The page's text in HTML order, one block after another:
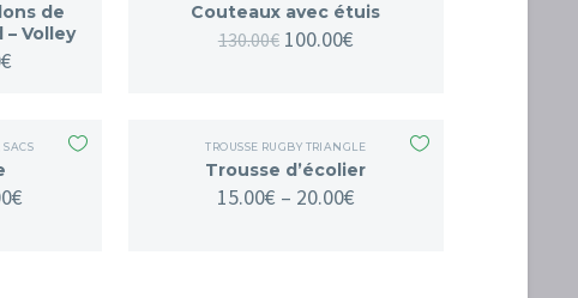
de
– Volley
€
Couteaux avec étuis
130.00€ 100.00€
,SACS
€
TROUSSE RUGBY TRIANGLE
Trousse d’écolier
15.00€ – 20.00€